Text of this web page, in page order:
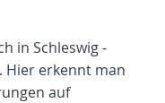
in Schleswig -
Hier erkennt man
auf